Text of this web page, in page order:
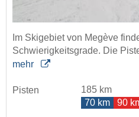
Im Skigebiet von Megève
Schwierigkeitsgrade. Die
mehr
Pisten
185 km
70 km
90